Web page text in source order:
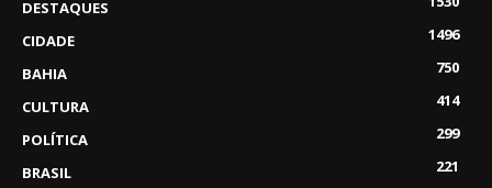
DESTAQUES
CIDADE
1496
BAHIA
750
CULTURA
414
POLÍTICA
299
BRASIL
221